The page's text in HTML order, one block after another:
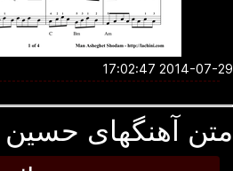
2014-07-29
آهنگهای حسین